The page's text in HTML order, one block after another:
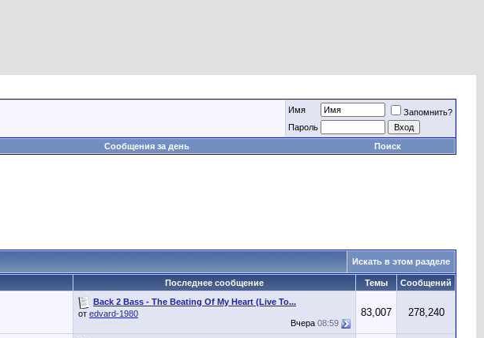
Имя
Запомнить?
Пароль
Сообщения за день Поиск
Искать в этом разделе
Последнее сообщение Темы Сообщений
Back 2 Bass - The Beating Of My Heart (Live To...
от edvard-1980
Вчера 08:59
83,007 278,240